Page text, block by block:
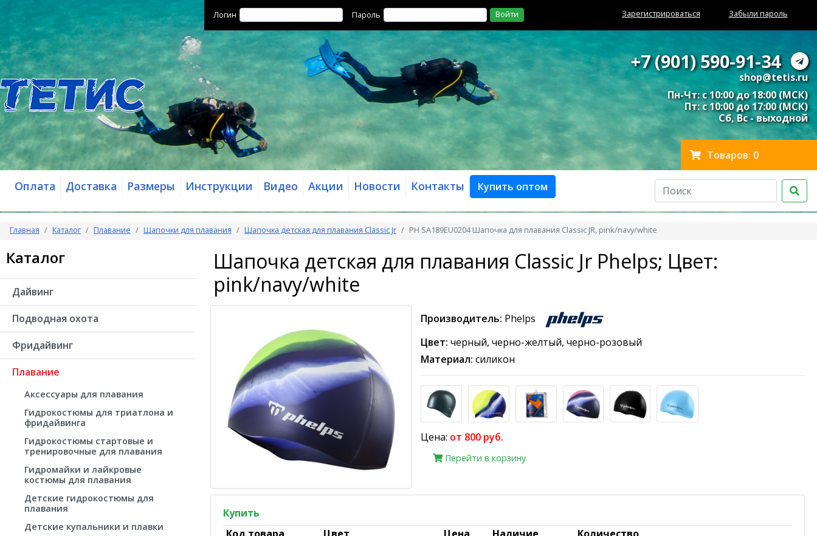
Логин Пароль Войти Зарегистрироваться Забыли пароль
+7 (901) 590-91-34
shop@tetis.ru
Пн-Чт: с 10:00 до 18:00 (МСК)
Пт: с 10:00 до 17:00 (МСК)
Сб, Вс - выходной
Товаров: 0
Оплата Доставка Размеры Инструкции Видео Акции Новости Контакты Купить оптом
Главная Каталог Плавание Шапочки для плавания Шапочка детская для плавания Classic Jr PH SA189EU0204 Шапочка для плавания Classic JR, pink/navy/white
Каталог
Дайвинг
Подводная охота
Фридайвинг
Плавание
Аксессуары для плавания
Гидрокостюмы для триатлона и
фридайвинга
Гидрокостюмы стартовые и
тренировочные для плавания
Гидромайки и лайкровые
костюмы для плавания
Детские гидрокостюмы для
плавания
Детские купальники и плавки
Шапочка детская для плавания Classic Jr Phelps; Цвет:
pink/navy/white
Производитель: Phelps
Цвет: черный, черно-желтый, черно-розовый
Материал: силикон
Цена: от 800 руб.
Перейти в корзину
Купить
Код товара
Цвет Цена Наличие
Количество